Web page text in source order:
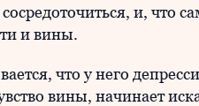
и, что
и вины.
что у него
вины, начинает